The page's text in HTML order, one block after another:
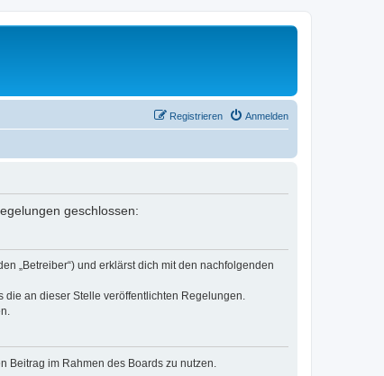
Anmelden
Registrieren
geschlossen:
„Betreiber“) und erklärst dich mit den nachfolgenden
die an dieser Stelle veröffentlichten Regelungen.
Beitrag im Rahmen des Boards zu nutzen.